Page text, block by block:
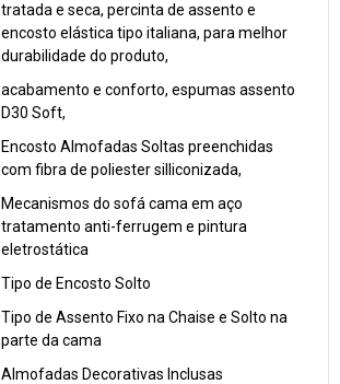
tratada e seca, percinta de assento e
encosto elástica tipo italiana, para melhor
durabilidade do produto,
acabamento e conforto, espumas assento
D30 Soft,
Encosto Almofadas Soltas preenchidas
com fibra de poliester silliconizada,
Mecanismos do sofá cama em aço
tratamento anti-ferrugem e pintura
eletrostática
Tipo de Encosto Solto
Tipo de Assento Fixo na Chaise e Solto na
parte da cama
Almofadas Decorativas Inclusas